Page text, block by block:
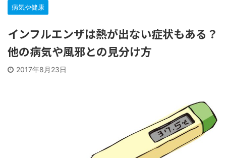
病気や健康
インフルエンザは熱が出ない症状もある？
他の病気や風邪との見分け方
2017年8月23日